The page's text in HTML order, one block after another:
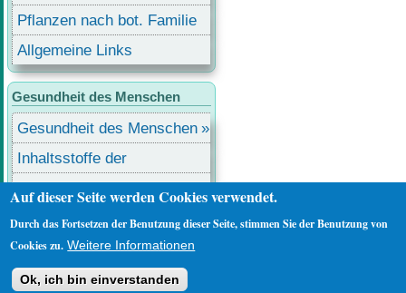
Pflanzen nach bot. Familie
Allgemeine Links
Gesundheit des Menschen
Gesundheit des Menschen
Inhaltsstoffe der
Lebensmittel
Lebensmittel mit
Inhaltsstoffen
Anmelden
Auf dieser Seite werden Cookies verwendet.
Durch das Fortsetzen der Benutzung dieser Seite, stimmen Sie der Benutzung von
Cookies zu. Weitere Informationen
Ok, ich bin einverstanden